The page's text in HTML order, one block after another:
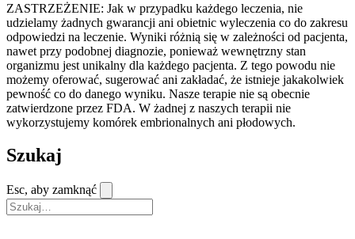
ZASTRZEŻENIE: Jak w przypadku każdego leczenia, nie
udzielamy żadnych gwarancji ani obietnic wyleczenia co do zakresu
odpowiedzi na leczenie. Wyniki różnią się w zależności od pacjenta,
nawet przy podobnej diagnozie, ponieważ wewnętrzny stan
organizmu jest unikalny dla każdego pacjenta. Z tego powodu nie
możemy oferować, sugerować ani zakładać, że istnieje jakakolwiek
pewność co do danego wyniku. Nasze terapie nie są obecnie
zatwierdzone przez FDA. W żadnej z naszych terapii nie
wykorzystujemy komórek embrionalnych ani płodowych.
Szukaj
Esc, aby zamknąć